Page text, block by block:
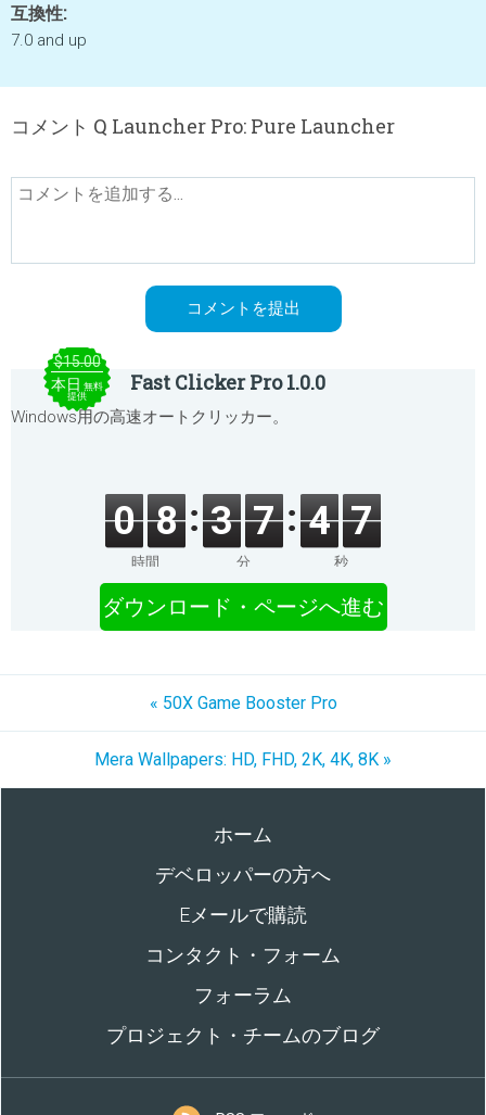
互換性:
7.0 and up
コメント Q Launcher Pro: Pure Launcher
$15.00
本日 無料
提供
Fast Clicker Pro 1.0.0
Windows用の高速オートクリッカー。
0 8
時間
3 7
分
4 7
秒
ダウンロード・ページへ進む
« 50X Game Booster Pro
Mera Wallpapers: HD, FHD, 2K, 4K, 8K »
ホーム
デベロッパーの方へ
Eメールで購読
コンタクト・フォーム
フォーラム
プロジェクト・チームのブログ